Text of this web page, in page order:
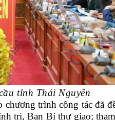
tỉnh Thái Nguyên
trình công tác đã
trị, Ban Bí thư giao;